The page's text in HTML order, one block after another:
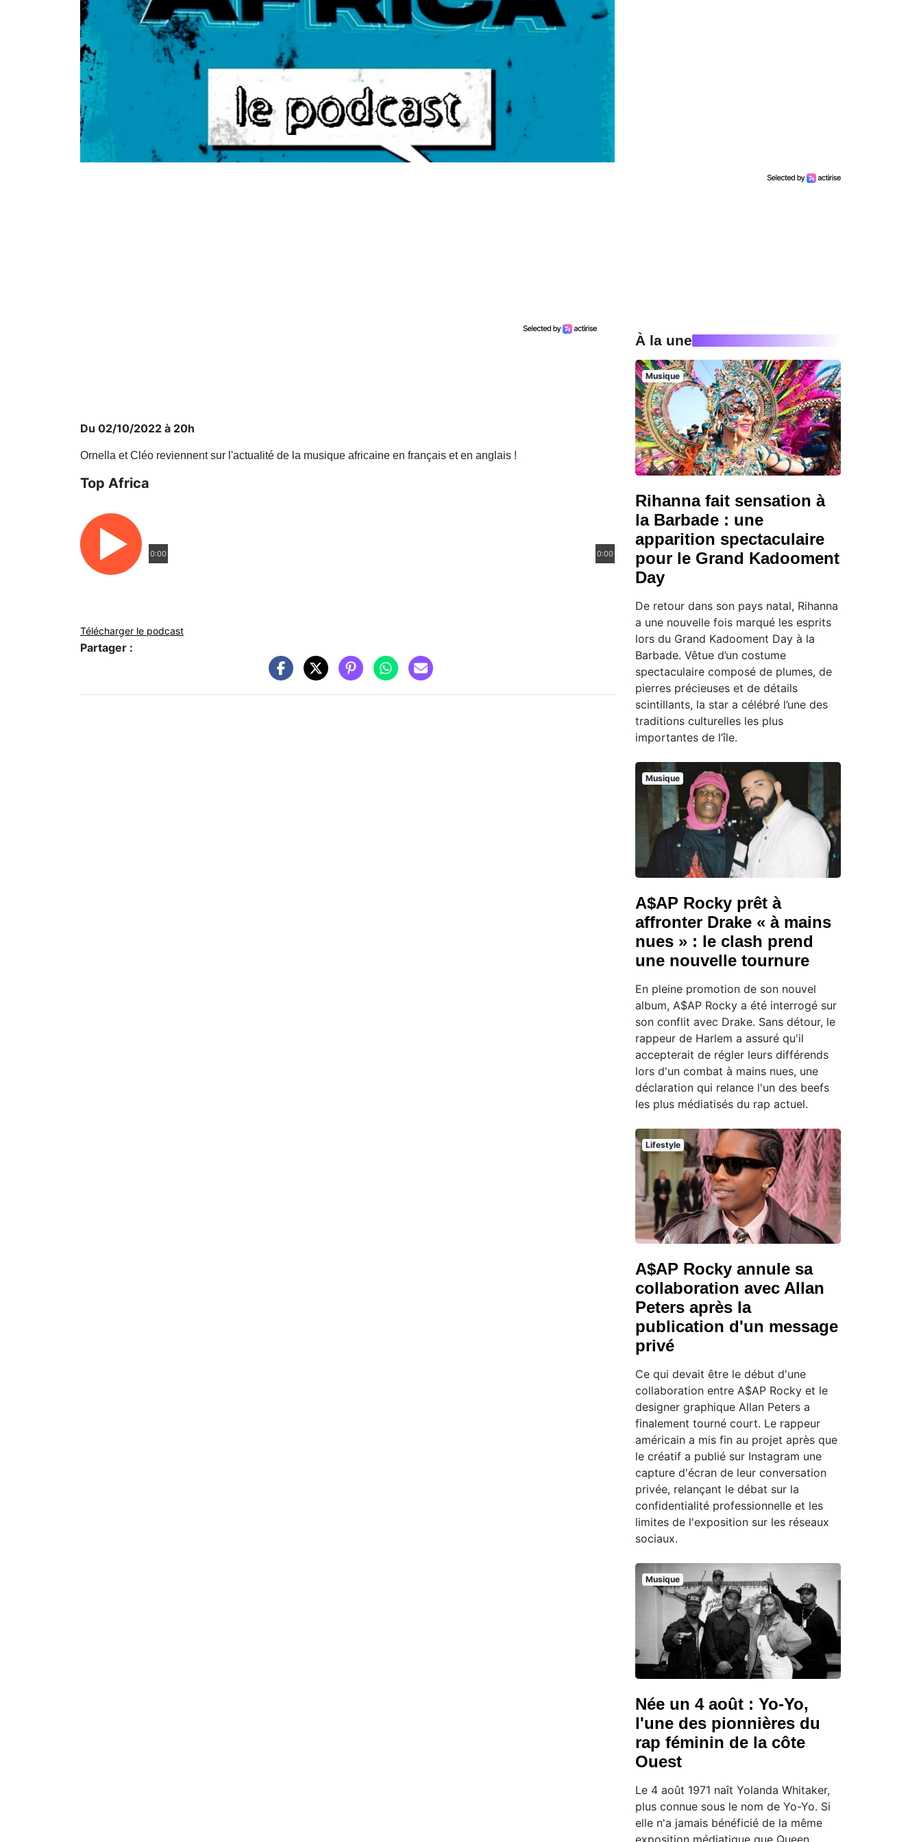
Du 02/10/2022 à 20h
Ornella et Cléo reviennent sur l'actualité de la musique africaine en français et en anglais !
Top Africa
0:00 0:00
Télécharger le podcast
Partager :
À la une
Musique
Rihanna fait sensation à
la Barbade : une
apparition spectaculaire
pour le Grand Kadooment
Day
De retour dans son pays natal, Rihanna
a une nouvelle fois marqué les esprits
lors du Grand Kadooment Day à la
Barbade. Vêtue d’un costume
spectaculaire composé de plumes, de
pierres précieuses et de détails
scintillants, la star a célébré l’une des
traditions culturelles les plus
importantes de l’île.
Musique
A$AP Rocky prêt à
affronter Drake « à mains
nues » : le clash prend
une nouvelle tournure
En pleine promotion de son nouvel
album, A$AP Rocky a été interrogé sur
son conflit avec Drake. Sans détour, le
rappeur de Harlem a assuré qu'il
accepterait de régler leurs différends
lors d'un combat à mains nues, une
déclaration qui relance l'un des beefs
les plus médiatisés du rap actuel.
Lifestyle
A$AP Rocky annule sa
collaboration avec Allan
Peters après la
publication d'un message
privé
Ce qui devait être le début d'une
collaboration entre A$AP Rocky et le
designer graphique Allan Peters a
finalement tourné court. Le rappeur
américain a mis fin au projet après que
le créatif a publié sur Instagram une
capture d'écran de leur conversation
privée, relançant le débat sur la
confidentialité professionnelle et les
limites de l'exposition sur les réseaux
sociaux.
Musique
Née un 4 août : Yo-Yo,
l'une des pionnières du
rap féminin de la côte
Ouest
Le 4 août 1971 naît Yolanda Whitaker,
plus connue sous le nom de Yo-Yo. Si
elle n'a jamais bénéficié de la même
exposition médiatique que Queen